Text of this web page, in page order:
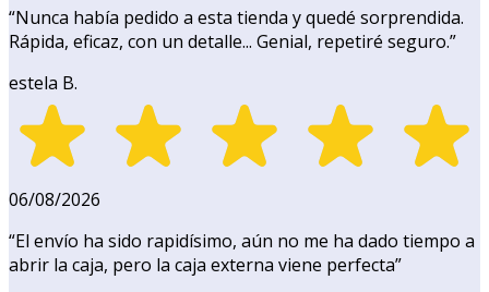
“Nunca había pedido a esta tienda y quedé sorprendida.
Rápida, eficaz, con un detalle... Genial, repetiré seguro.”
estela B.
06/08/2026
“El envío ha sido rapidísimo, aún no me ha dado tiempo a
abrir la caja, pero la caja externa viene perfecta”